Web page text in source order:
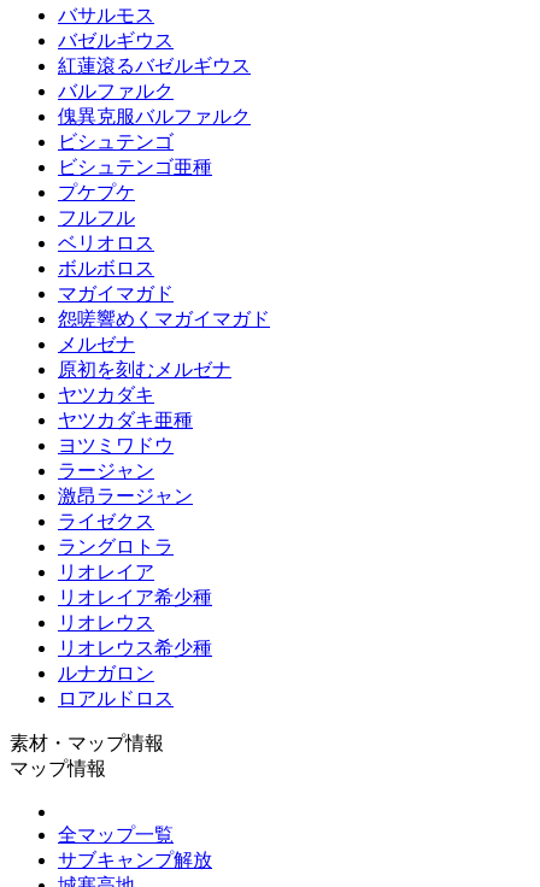
バサルモス
バゼルギウス
紅蓮滾るバゼルギウス
バルファルク
傀異克服バルファルク
ビシュテンゴ
ビシュテンゴ亜種
プケプケ
フルフル
ベリオロス
ボルボロス
マガイマガド
怨嗟響めくマガイマガド
メルゼナ
原初を刻むメルゼナ
ヤツカダキ
ヤツカダキ亜種
ヨツミワドウ
ラージャン
激昂ラージャン
ライゼクス
ラングロトラ
リオレイア
リオレイア希少種
リオレウス
リオレウス希少種
ルナガロン
ロアルドロス
素材・マップ情報
マップ情報
全マップ一覧
サブキャンプ解放